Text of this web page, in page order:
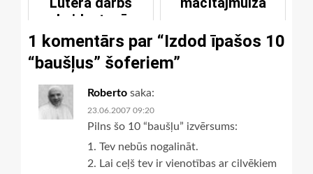
beidzot arī
latviski
1 komentārs par “Izdod īpašos 10
“baušļus” šoferiem”
Roberto saka:
23.06.2007 09:20
Pilns šo 10 “baušļu” izvērsums:
1. Tev nebūs nogalināt.
2. Lai ceļš tev ir vienotības ar cilvēkiem